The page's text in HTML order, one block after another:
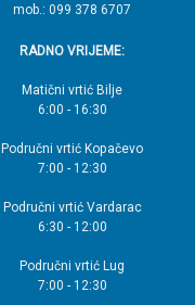
mob.: 099 378 6707
RADNO VRIJEME:
Matični vrtić Bilje
6:00 - 16:30
Područni vrtić Kopačevo
7:00 - 12:30
Područni vrtić Vardarac
6:30 - 12:00
Područni vrtić Lug
7:00 - 12:30